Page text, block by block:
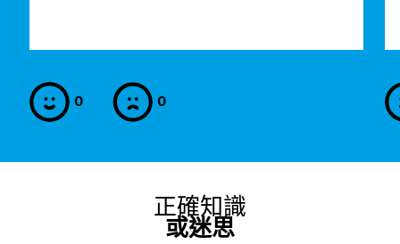
是
0
否
0
正確知識
或迷思